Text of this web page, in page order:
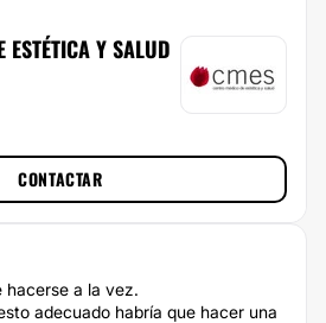
ESTÉTICA Y SALUD
CONTACTAR
hacerse a la vez.
adecuado habría que hacer una